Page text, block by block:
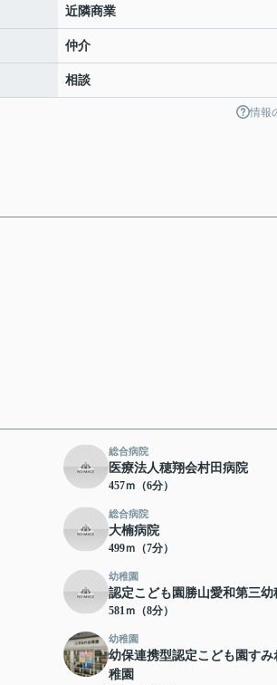
近隣商業
仲介
相談
情報
総合病院
医療法人穂翔会村田病院
457ｍ（6分）
総合病院
大楠病院
499ｍ（7分）
幼稚園
認定こども園勝山愛和第三幼
581ｍ（8分）
幼稚園
幼保連携型認定こども園すみ
稚園